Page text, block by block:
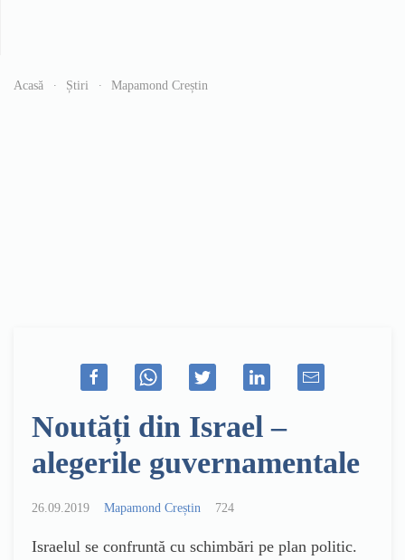
Acasă Știri Mapamond Creștin
Noutăți din Israel –
alegerile guvernamentale
26.09.2019 Mapamond Creștin 724
Israelul se confruntă cu schimbări pe plan politic.